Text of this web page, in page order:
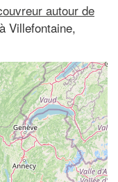
autour de
Villefontaine,